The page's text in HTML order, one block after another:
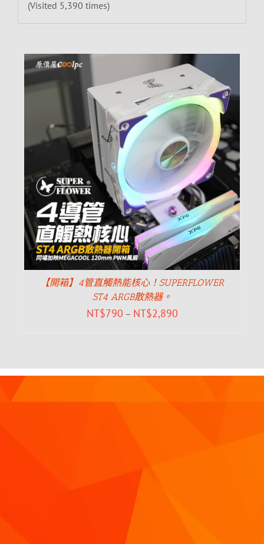
(Visited 5,390 times)
【開箱】4管直觸熱能核心！SUPERFLOWER
ST4 ARGB散熱器。
NT$790 – NT$2,890